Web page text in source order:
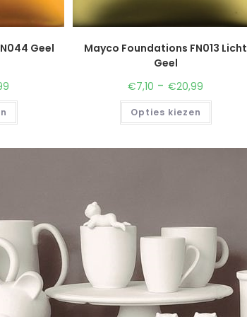
Geel
Mayco Foundations FN013 Licht
Geel
€7,10 - €20,99
Opties kiezen